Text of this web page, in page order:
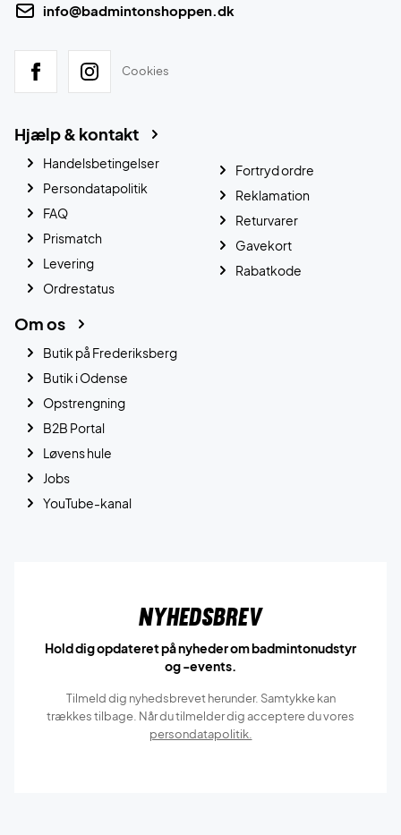
info@badmintonshoppen.dk
Cookies
Hjælp & kontakt
Handelsbetingelser
Persondatapolitik
FAQ
Prismatch
Levering
Ordrestatus
Fortryd ordre
Reklamation
Returvarer
Gavekort
Rabatkode
Om os
Butik på Frederiksberg
Butik i Odense
Opstrengning
B2B Portal
Løvens hule
Jobs
YouTube-kanal
Nyhedsbrev
Hold dig opdateret på nyheder om badmintonudstyr
og -events.
Tilmeld dig nyhedsbrevet herunder. Samtykke kan
trækkes tilbage. Når du tilmelder dig acceptere du vores
persondatapolitik.